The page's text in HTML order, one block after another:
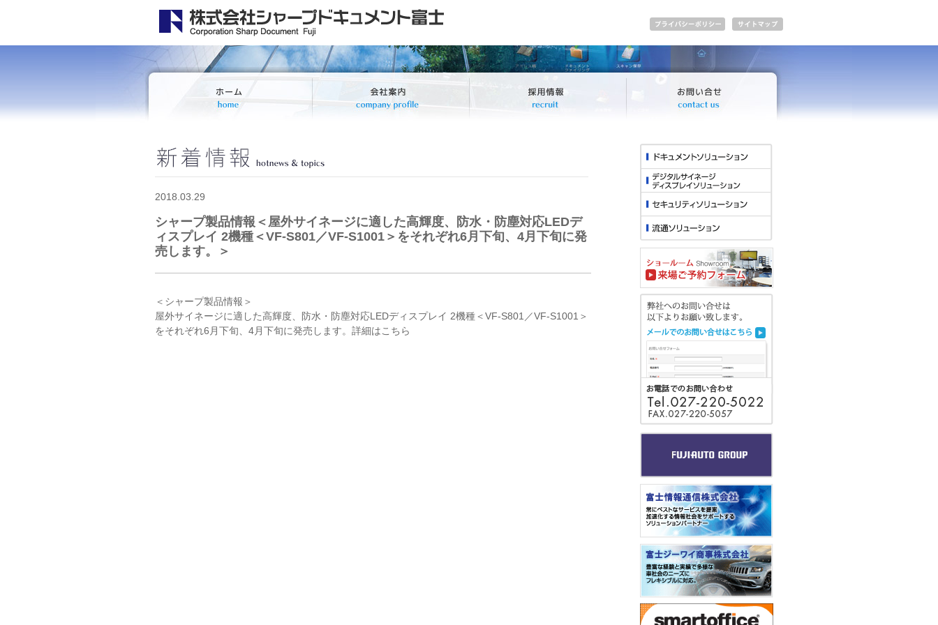
2018.03.29
シャープ製品情報＜屋外サイネージに適した高輝度、防水・防塵対応LEDデ
ィスプレイ 2機種＜VF-S801／VF-S1001＞をそれぞれ6月下旬、4月下旬に発
売します。＞
＜シャープ製品情報＞
屋外サイネージに適した高輝度、防水・防塵対応LEDディスプレイ 2機種＜VF-S801／VF-S1001＞
をそれぞれ6月下旬、4月下旬に発売します。 詳細はこちら